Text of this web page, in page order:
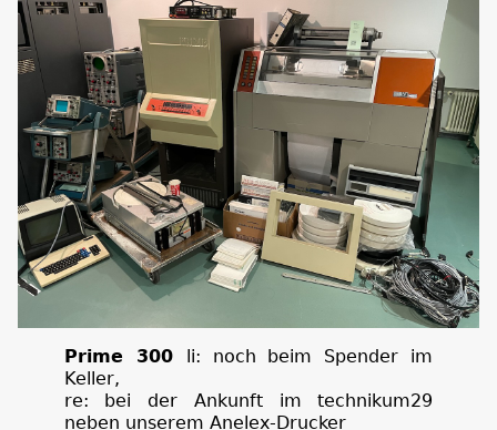
Prime 300
li: noch beim Spender im
Keller,
re: bei der Ankunft im technikum29
neben unserem Anelex-Drucker